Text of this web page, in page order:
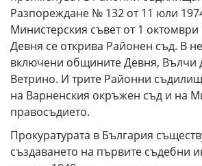
Разпореждане № 132 от 11 юли
Министерския съвет от 1 октомври
Девня се открива Районен съд. В
включени общините Девня, Вълчи
Ветрино. И трите Районни
на Варненския окръжен съд и на
правосъдието.
Прокуратурата в България
създаването на първите съдебни